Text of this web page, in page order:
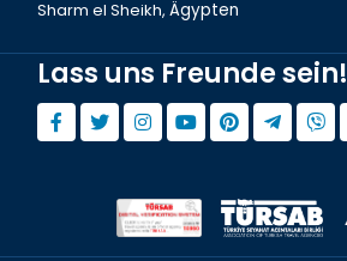
Sharm el Sheikh, Ägypten
Lass uns Freunde sein!